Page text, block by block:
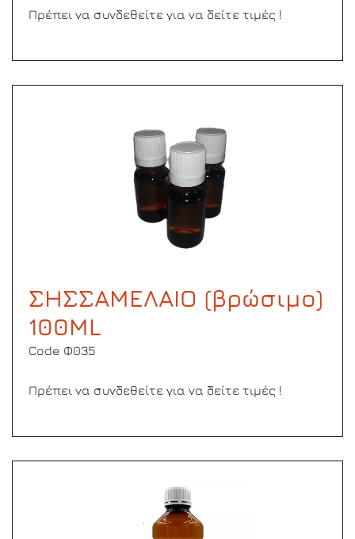
Πρέπει να συνδεθείτε για να δείτε τιμές !
ΣΗΣΣΑΜΕΛΑΙΟ (βρώσιμο)
100ML
Code Φ035
Πρέπει να συνδεθείτε για να δείτε τιμές !